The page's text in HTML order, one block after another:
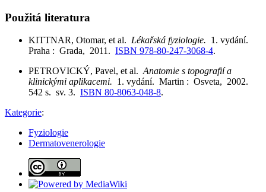
Použitá literatura
KITTNAR, Otomar, et al. Lékařská fyziologie. 1. vydání.
Praha : Grada, 2011. ISBN 978-80-247-3068-4.
PETROVICKÝ, Pavel, et al.Anatomie s topografií a
klinickými aplikacemi. 1. vydání. Martin : Osveta, 2002.
542 s. sv. 3. ISBN 80-8063-048-8.
Kategorie:
Fyziologie
Dermatovenerologie